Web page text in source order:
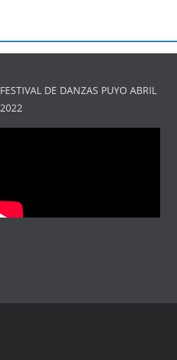
FESTIVAL DE DANZAS PUYO ABRIL
2022